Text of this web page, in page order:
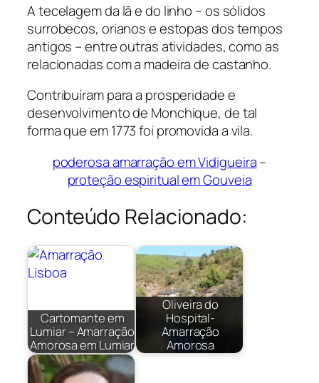
A tecelagem da lã e do linho – os sólidos
surrobecos, orianos e estopas dos tempos
antigos – entre outras atividades, como as
relacionadas com a madeira de castanho.
Contribuíram para a prosperidade e
desenvolvimento de Monchique, de tal
forma que em 1773 foi promovida a vila.
poderosa amarração em Vidigueira–
proteção espiritual em Gouveia
Conteúdo Relacionado:
Cartomante em
Lumiar – Amarração
Amorosa em Lumiar
Oliveira do
Hospital-
Amarração
Amorosa